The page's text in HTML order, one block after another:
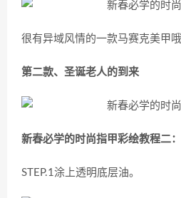
很有异域风情的一款马赛克美甲
第二款、圣诞老人的到来
新春必学的时尚指甲彩绘教程二：
STEP.1涂上透明底层油。